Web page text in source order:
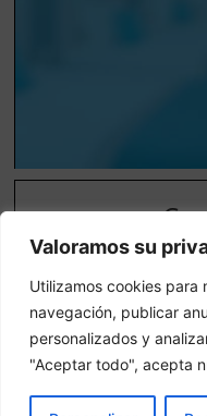
Valoramos su
Utilizamos cookies para
navegación, publicar
personalizados y
"Aceptar todo", acepta
In una camera tripla, 3